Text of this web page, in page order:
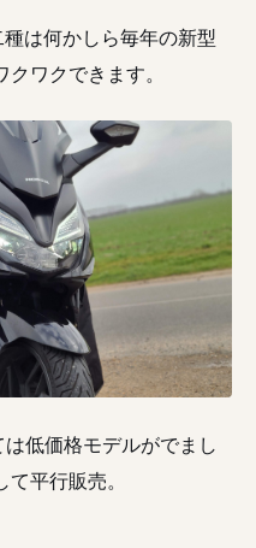
は何かしら毎年の新型
ワクできます。
低価格モデルがでまし
平行販売。